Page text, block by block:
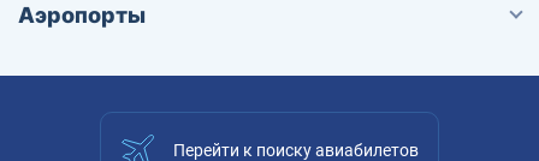
Аэропорты
Перейти к поиску авиабилетов